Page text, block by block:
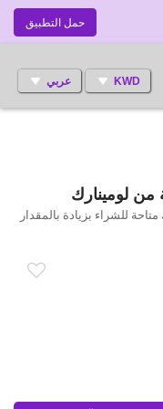
حمل التطبيق
KWD عربي
من لومينارك متاحة للشراء بزيادة بالمقدار